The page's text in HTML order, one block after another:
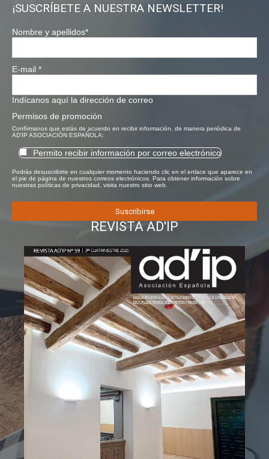
¡SUSCRÍBETE A NUESTRA NEWSLETTER!
Nombre y apellidos*
E-mail *
Indícanos aquí la dirección de correo
Permisos de promoción
Confírmanos que estás de acuerdo en recibir información, de manera periódica de
AD'IP ASOCIACIÓN ESPAÑOLA:
Permito recibir información por correo electrónico
Podrás desuscribirte en cualquier momento haciendo clic en el enlace que aparece en
el pie de página de nuestros correos electrónicos. Para obtener información sobre
nuestras políticas de privacidad, visita nuestro sitio web.
REVISTA AD'IP